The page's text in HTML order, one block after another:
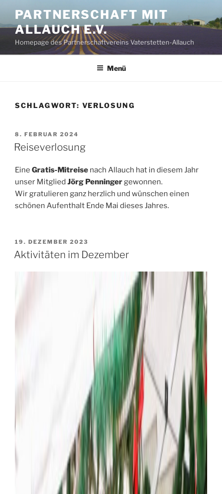
Inhalt
springen
PARTNERSCHAFT MIT
ALLAUCH E.V.
Homepage des Partnerschaftvereins Vaterstetten-Allauch
Menü
SCHLAGWORT: VERLOSUNG
VERÖFFENTLICHT
AM
8. FEBRUAR 2024
Reiseverlosung
Eine Gratis-Mitreise nach Allauch hat in diesem Jahr
unser Mitglied Jörg Penningergewonnen.
Wir gratulieren ganz herzlich und wünschen einen
schönen Aufenthalt Ende Mai dieses Jahres.
VERÖFFENTLICHT
AM
19. DEZEMBER 2023
Aktivitäten im Dezember